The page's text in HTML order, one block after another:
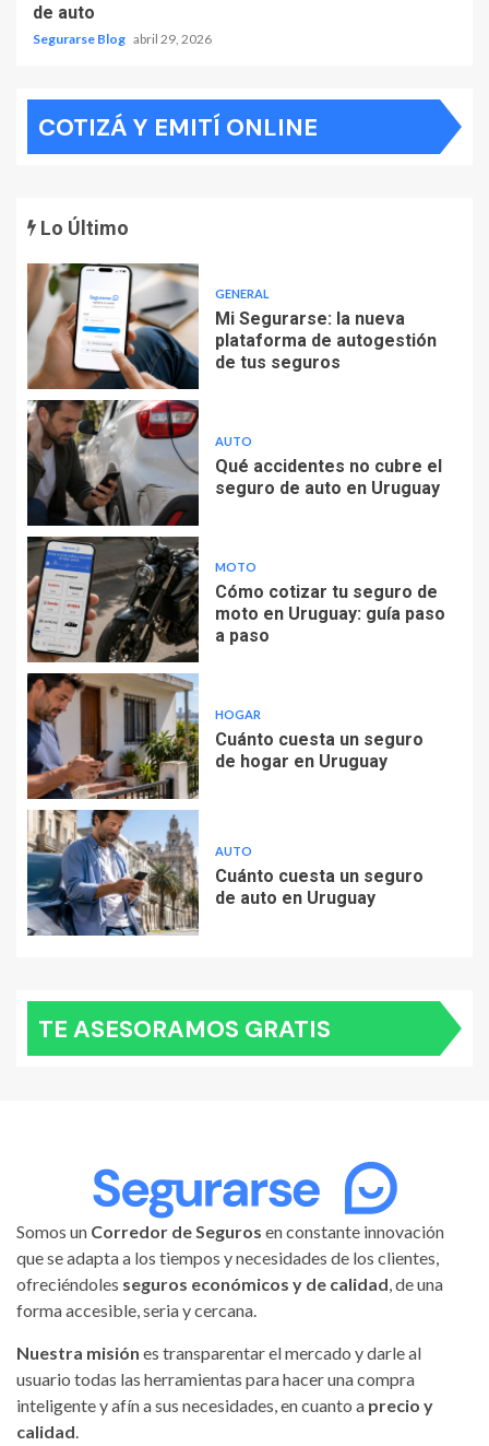
de auto
Segurarse Blog abril 29, 2026
COTIZÁ Y EMITÍ ONLINE
Lo Último
GENERAL
Mi Segurarse: la nueva
plataforma de autogestión
de tus seguros
AUTO
Qué accidentes no cubre el
seguro de auto en Uruguay
MOTO
Cómo cotizar tu seguro de
moto en Uruguay: guía paso
a paso
HOGAR
Cuánto cuesta un seguro
de hogar en Uruguay
AUTO
Cuánto cuesta un seguro
de auto en Uruguay
TE ASESORAMOS GRATIS
Somos un Corredor de Seguros en constante innovación
que se adapta a los tiempos y necesidades de los clientes,
ofreciéndoles seguros económicos y de calidad, de una
forma accesible, seria y cercana.
Nuestra misión es transparentar el mercado y darle al
usuario todas las herramientas para hacer una compra
inteligente y afín a sus necesidades, en cuanto a precio y
calidad.